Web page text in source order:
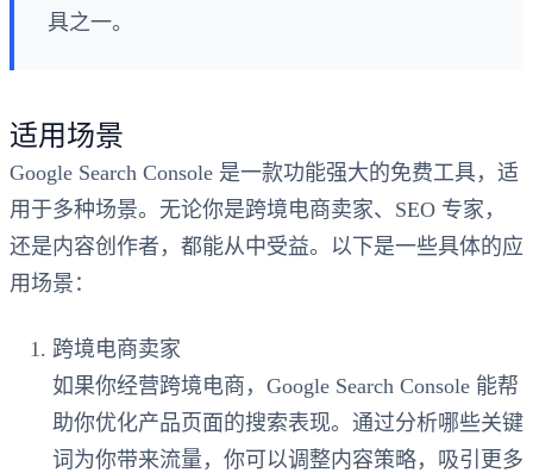
具之一。
适用场景
Google Search Console 是一款功能强大的免费工具，适
用于多种场景。无论你是跨境电商卖家、SEO 专家，
还是内容创作者，都能从中受益。以下是一些具体的应
用场景：
跨境电商卖家
如果你经营跨境电商，Google Search Console 能帮
助你优化产品页面的搜索表现。通过分析哪些关键
词为你带来流量，你可以调整内容策略，吸引更多